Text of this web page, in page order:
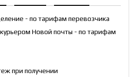
- по тарифам перевозчика
Новой почты - по тарифам
при получении